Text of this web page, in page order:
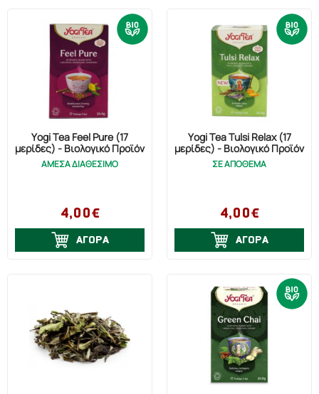
Yogi Tea Feel Pure (17
μερίδες) - Βιολογικό Προϊόν
ΑΜΕΣΑ ΔΙΑΘΕΣΙΜΟ
4,00€
ΑΓΟΡΑ
Yogi Tea Tulsi Relax (17
μερίδες) - Βιολογικό Προϊόν
ΣΕ ΑΠΟΘΕΜΑ
4,00€
ΑΓΟΡΑ